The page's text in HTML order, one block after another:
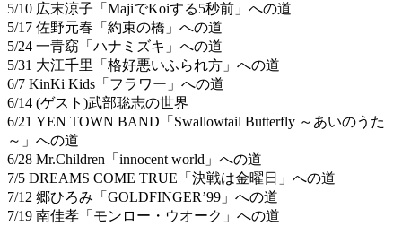
5/10 広末涼子「MajiでKoiする5秒前」への道
5/17 佐野元春「約束の橋」への道
5/24 一青窈「ハナミズキ」への道
5/31 大江千里「格好悪いふられ方」への道
6/7 KinKi Kids「フラワー」への道
6/14 (ゲスト)武部聡志の世界
6/21 YEN TOWN BAND「Swallowtail Butterfly ～あいのうた
～」への道
6/28 Mr.Children「innocent world」への道
7/5 DREAMS COME TRUE「決戦は金曜日」への道
7/12 郷ひろみ「GOLDFINGER’99」への道
7/19 南佳孝「モンロー・ウオーク」への道